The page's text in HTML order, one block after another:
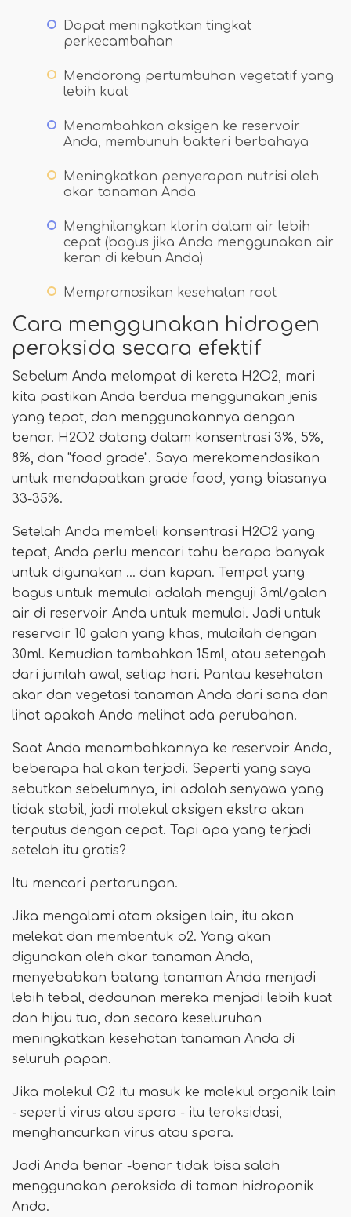
Dapat meningkatkan tingkat
perkecambahan
Mendorong pertumbuhan vegetatif yang
lebih kuat
Menambahkan oksigen ke reservoir
Anda, membunuh bakteri berbahaya
Meningkatkan penyerapan nutrisi oleh
akar tanaman Anda
Menghilangkan klorin dalam air lebih
cepat (bagus jika Anda menggunakan air
keran di kebun Anda)
Mempromosikan kesehatan root
Cara menggunakan hidrogen
peroksida secara efektif
Sebelum Anda melompat di kereta H2O2, mari
kita pastikan Anda berdua menggunakan jenis
yang tepat, dan menggunakannya dengan
benar. H2O2 datang dalam konsentrasi 3%, 5%,
8%, dan "food grade". Saya merekomendasikan
untuk mendapatkan grade food, yang biasanya
33-35%.
Setelah Anda membeli konsentrasi H2O2 yang
tepat, Anda perlu mencari tahu berapa banyak
untuk digunakan ... dan kapan. Tempat yang
bagus untuk memulai adalah menguji 3ml/galon
air di reservoir Anda untuk memulai. Jadi untuk
reservoir 10 galon yang khas, mulailah dengan
30ml. Kemudian tambahkan 15ml, atau setengah
dari jumlah awal, setiap hari. Pantau kesehatan
akar dan vegetasi tanaman Anda dari sana dan
lihat apakah Anda melihat ada perubahan.
Saat Anda menambahkannya ke reservoir Anda,
beberapa hal akan terjadi. Seperti yang saya
sebutkan sebelumnya, ini adalah senyawa yang
tidak stabil, jadi molekul oksigen ekstra akan
terputus dengan cepat. Tapi apa yang terjadi
setelah itu gratis?
Itu mencari pertarungan.
Jika mengalami atom oksigen lain, itu akan
melekat dan membentuk o2. Yang akan
digunakan oleh akar tanaman Anda,
menyebabkan batang tanaman Anda menjadi
lebih tebal, dedaunan mereka menjadi lebih kuat
dan hijau tua, dan secara keseluruhan
meningkatkan kesehatan tanaman Anda di
seluruh papan.
Jika molekul O2 itu masuk ke molekul organik lain
- seperti virus atau spora - itu teroksidasi,
menghancurkan virus atau spora.
Jadi Anda benar -benar tidak bisa salah
menggunakan peroksida di taman hidroponik
Anda.